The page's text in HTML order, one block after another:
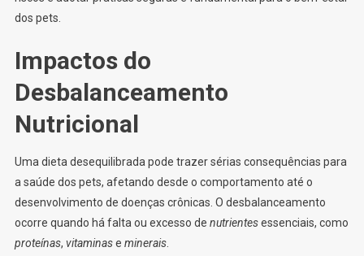
dos pets.
Impactos do
Desbalanceamento
Nutricional
Uma dieta desequilibrada pode trazer sérias consequências para
a saúde dos pets, afetando desde o comportamento até o
desenvolvimento de doenças crônicas. O desbalanceamento
ocorre quando há falta ou excesso de nutrientesessenciais, como
proteínas, vitaminase minerais.